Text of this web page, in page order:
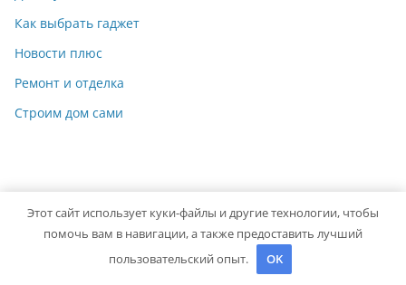
Как выбрать гаджет
Новости плюс
Ремонт и отделка
Строим дом сами
Copyright © 2026 Мастер на Все Руки. Powered byColorMag
Этот сайт использует куки-файлы и другие технологии, чтобы
помочь вам в навигации, а также предоставить лучший
пользовательский опыт.
OK